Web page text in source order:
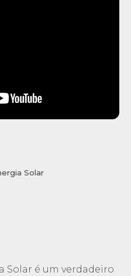
Solar
Solar é um verdadeiro